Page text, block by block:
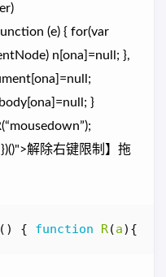
(e) { for(var
n[ona]=null; },
}
解除右键限制】拖
() { function R(a){